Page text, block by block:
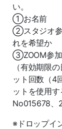
い。
①お名前
②スタジオ
れを希望か
③ZOOM参加
（有効期限
ット回数（4
ットを使用
No015678、
※ドロップイ